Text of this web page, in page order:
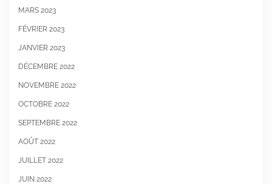
MARS 2023
FÉVRIER 2023
JANVIER 2023
DÉCEMBRE 2022
NOVEMBRE 2022
OCTOBRE 2022
SEPTEMBRE 2022
AOÛT 2022
JUILLET 2022
JUIN 2022